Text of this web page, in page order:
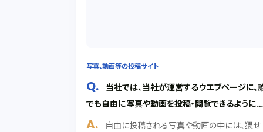
写真、動画等の投稿サイト
当社では、当社が運営するウエブページに、
でも自由に写真や動画を投稿・閲覧できるようにし
ようと企画しています。どのようなことに注意すべき
自由に投稿される写真や動画の中には、猥せ